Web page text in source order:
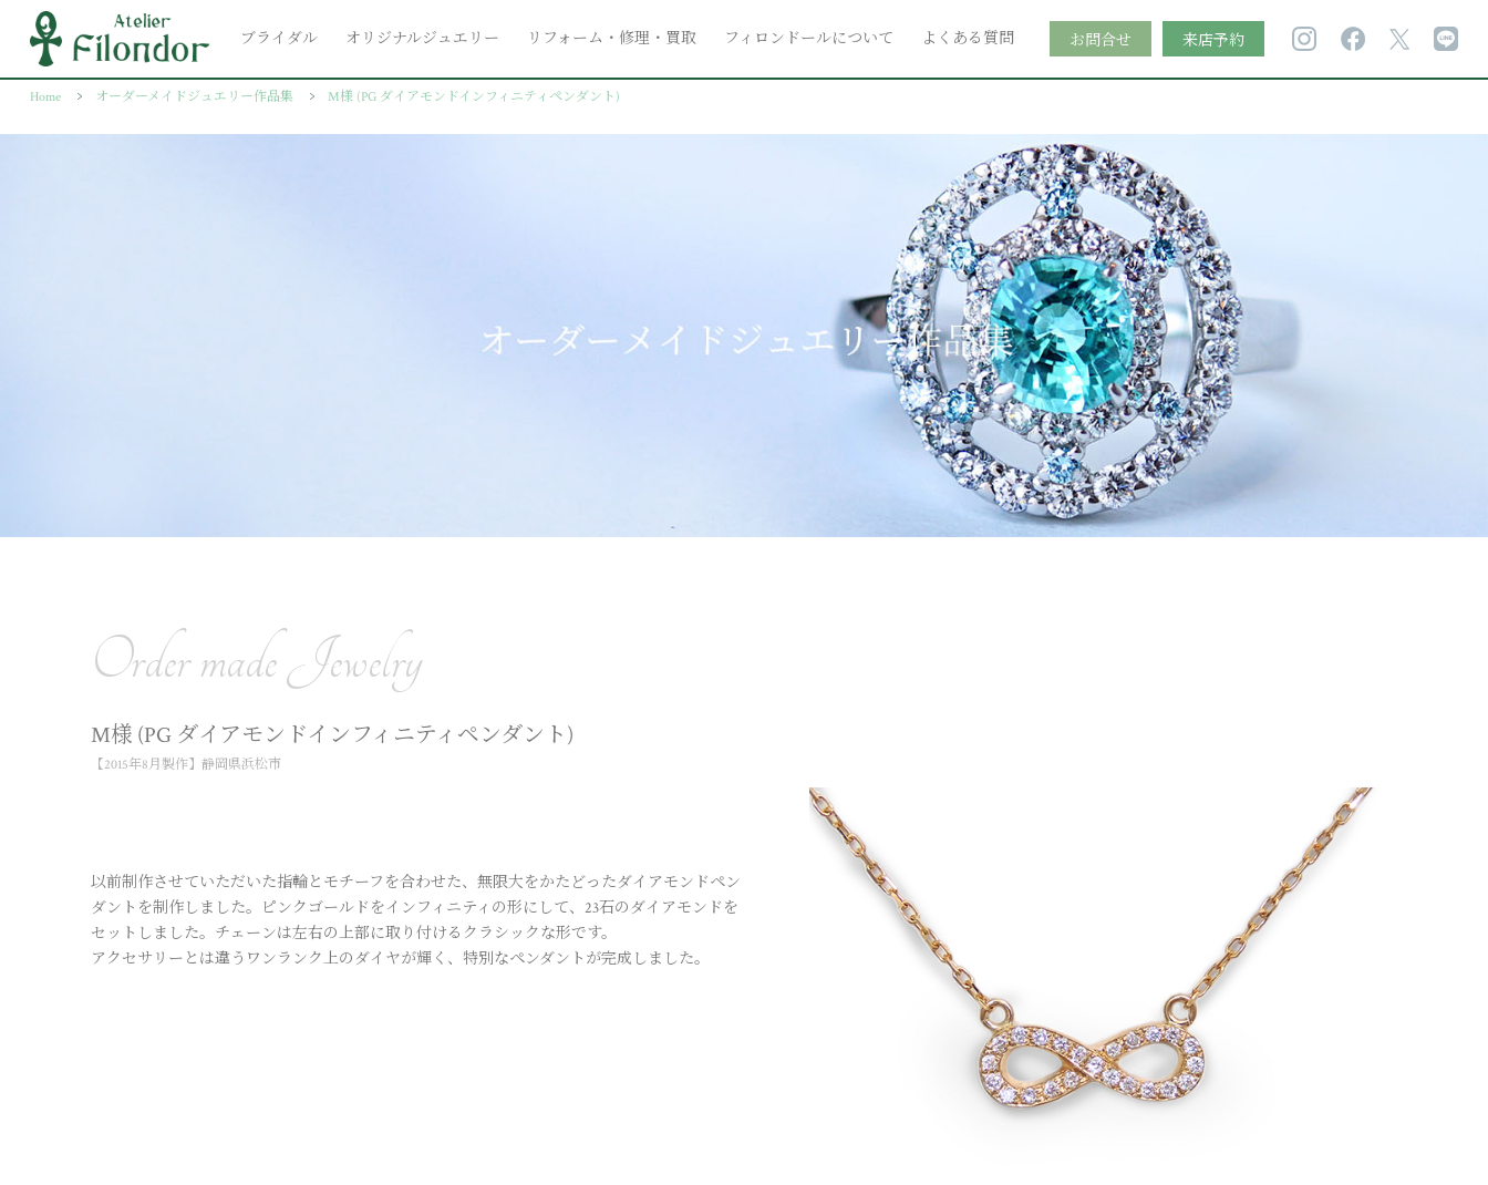
ブライダル オリジナルジュエリー リフォーム・修理・買取 フィロンドールについて よくある質問 お問合せ 来店予約
Home オーダーメイドジュエリー作品集 M様 (PG ダイアモンドインフィニティペンダント)
Order made Jewelry
M様 (PG ダイアモンドインフィニティペンダント)
【2015年8月製作】静岡県浜松市
以前制作させていただいた指輪とモチーフを合わせた、無限大をかたどったダイアモンドペン
ダントを制作しました。ピンクゴールドをインフィニティの形にして、23石のダイアモンドを
セットしました。チェーンは左右の上部に取り付けるクラシックな形です。
アクセサリーとは違うワンランク上のダイヤが輝く、特別なペンダントが完成しました。